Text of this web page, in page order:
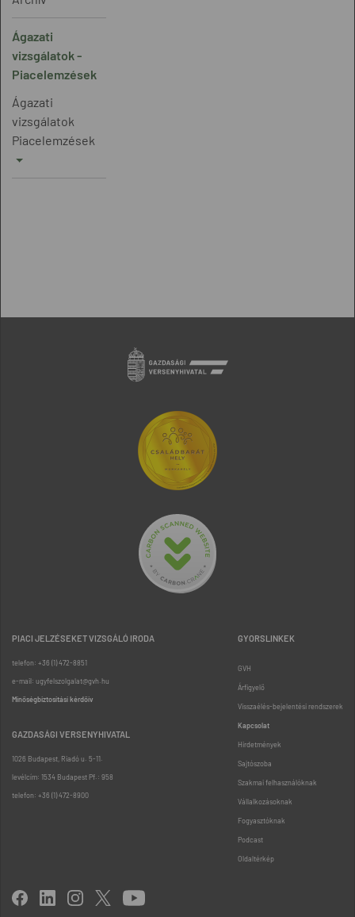
Ágazati
vizsgálatok -
Piacelemzések
Ágazati
vizsgálatok
Piacelemzések
PIACI JELZÉSEKET VIZSGÁLÓ IRODA
telefon: +36 (1) 472-8851
e-mail: ugyfelszolgalat@gvh.hu
Minőségbiztosítási kérdőív
GAZDASÁGI VERSENYHIVATAL
1026 Budapest, Riadó u. 5-11.
levélcím: 1534 Budapest Pf.: 958
telefon: +36 (1) 472-8900
GYORSLINKEK
GVH
Árfigyelő
Visszaélés-bejelentési rendszerek
Kapcsolat
Hirdetmények
Sajtószoba
Szakmai felhasználóknak
Vállalkozásoknak
Fogyasztóknak
Podcast
Oldaltérkép